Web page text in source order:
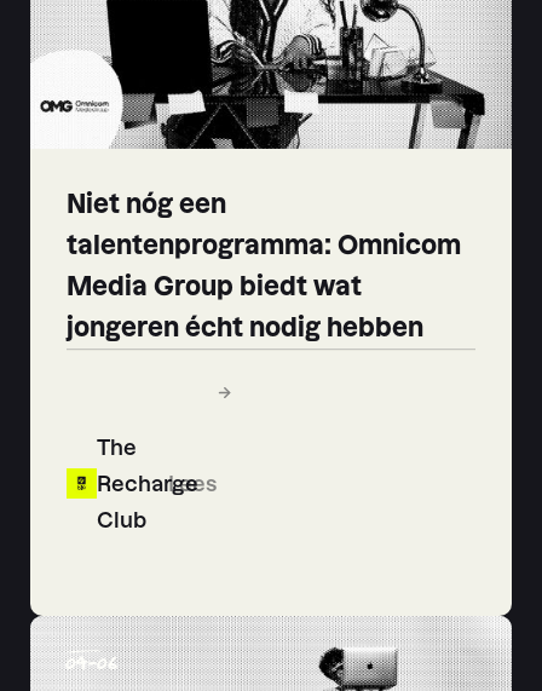
Niet nóg een
talentenprogramma: Omnicom
Media Group biedt wat
jongeren écht nodig hebben
The
Recharge
Club
Lees
04-06